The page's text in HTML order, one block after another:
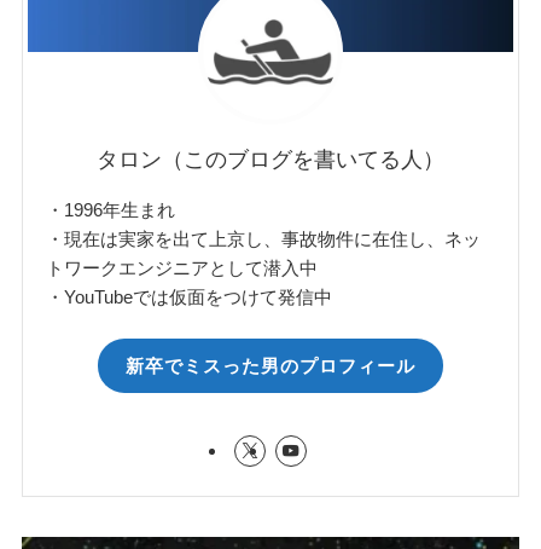
タロン（このブログを書いてる人）
・1996年生まれ
・現在は実家を出て上京し、事故物件に在住し、ネッ
トワークエンジニアとして潜入中
・YouTubeでは仮面をつけて発信中
新卒でミスった男のプロフィール